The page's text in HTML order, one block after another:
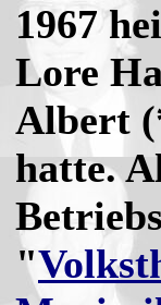
1967
Lore
Albert
hatte.
"